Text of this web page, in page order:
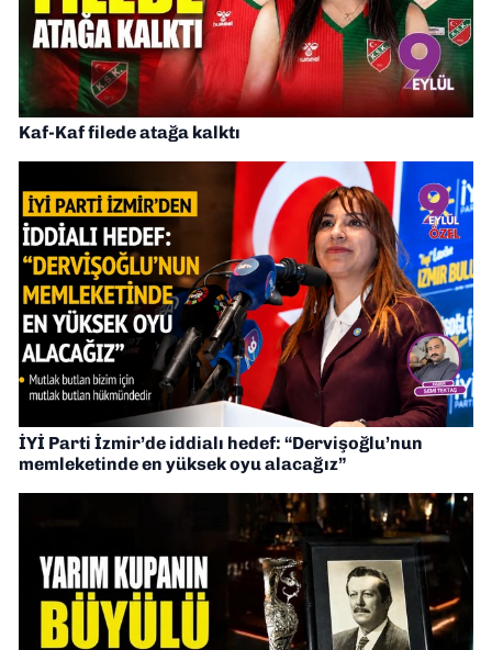
Kaf-Kaf filede atağa kalktı
İYİ Parti İzmir’de iddialı hedef: “Dervişoğlu’nun
memleketinde en yüksek oyu alacağız”